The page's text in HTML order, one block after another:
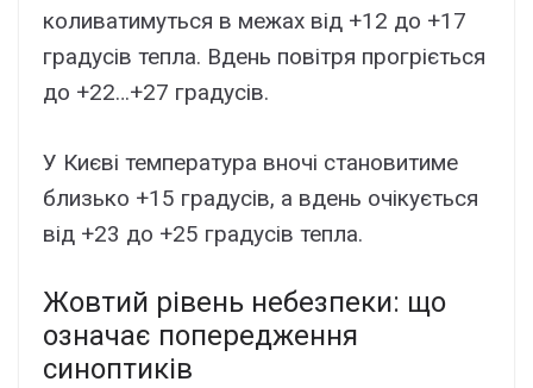
коливатимуться в межах від +12 до +17
градусів тепла. Вдень повітря прогріється
до +22…+27 градусів.
У Києві температура вночі становитиме
близько +15 градусів, а вдень очікується
від +23 до +25 градусів тепла.
Жовтий рівень небезпеки: що
означає попередження
синоптиків